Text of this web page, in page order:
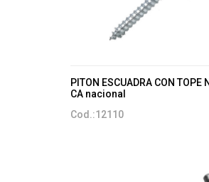
PITON ESCUADRA CON TOPE
CA nacional
Cod.:12110